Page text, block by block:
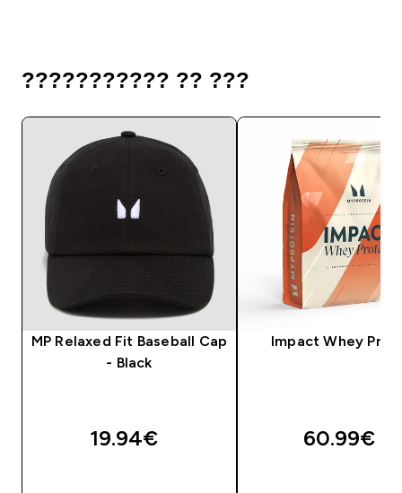
??????????? ?? ???
MP Relaxed Fit Baseball Cap
- Black
19.94€‎
Impact Whey
60.99€‎